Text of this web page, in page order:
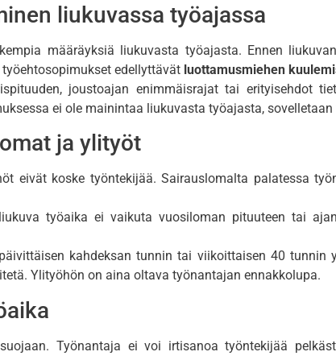
liukuvassa työajassa
määräyksiä liukuvasta työajasta. Ennen
edellyttävät luottamusmiehen
joustoajan enimmäisrajat tai erityisehdot
ei ole mainintaa liukuvasta työajasta,
ja ylityöt
eivät koske työntekijää. Sairauslomalta palatessa
työaika ei vaikuta vuosiloman pituuteen tai
kahdeksan tunnin tai viikoittaisen 40
Ylityöhön on aina oltava työnantajan ennakkolupa.
Työnantaja ei voi irtisanoa työntekijää